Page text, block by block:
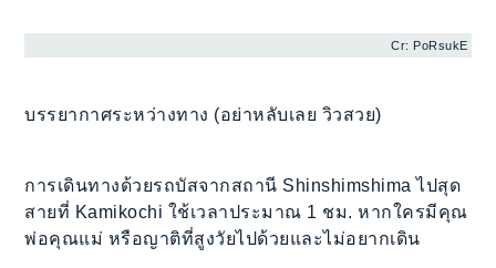
Cr: PoRsukE
บรรยากาศระหว่างทาง (อย่าหลับเลย วิวสวย)
การเดินทางด้วยรถบัสจากสถานี Shinshimshima ไปสุด
สายที่ Kamikochi ใช้เวลาประมาณ 1 ชม. หากใครมีคุณ
พ่อคุณแม่ หรือญาติที่สูงวัยไปด้วยและไม่อยากเดิน